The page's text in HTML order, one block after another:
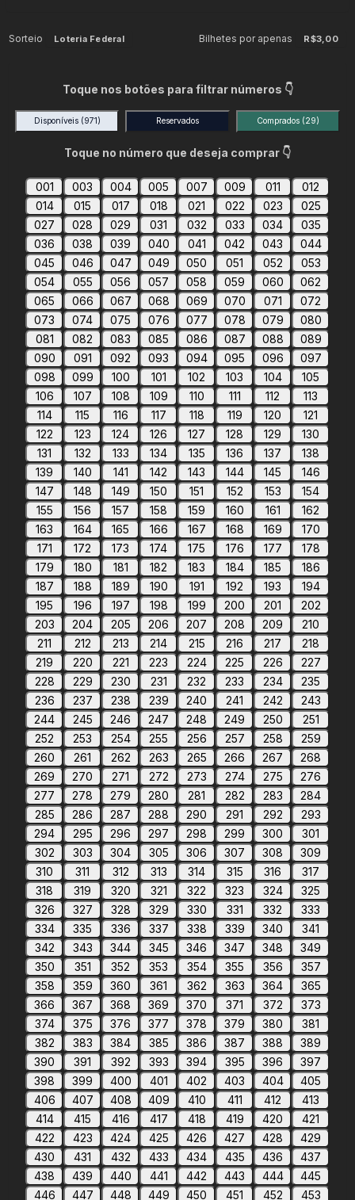
Sorteio Loteria Federal Bilhetes por apenas R$3,00
Toque nos botões para filtrar números 👇
Disponíveis (971) Reservados Comprados (29)
Toque no número que deseja comprar 👇
001 003 004 005 007 009 011
012
014
015 017 018 021 022 023
025
027
028 029 031 032 033 034
035
036
038 039 040 041 042 043
044
045
046 047 049 050 051 052
053
054
055 056 057 058 059 060
062
065
066 067 068 069 070 071
072
073
074 075 076 077 078 079
080
081
082 083 085 086 087 088
089
090
091 092 093 094 095 096
097
098
099 100 101 102 103 104
105
106
107 108 109 110 111 112
113
114
115 116 117 118 119 120
121
122
123 124 126 127 128 129
130
131
132 133 134 135 136 137
138
139
140 141 142 143 144 145
146
147
148 149 150 151 152 153
154
155
156 157 158 159 160 161
162
163
164 165 166 167 168 169
170
171
172 173 174 175 176 177
178
179
180 181 182 183 184 185
186
187
188 189 190 191 192 193
194
195
196 197 198 199 200 201
202
203
204 205 206 207 208 209
210
211
212 213 214 215 216 217
218
219
220 221 223 224 225 226
227
228
229 230 231 232 233 234
235
236
237 238 239 240 241 242
243
244
245 246 247 248 249 250
251
252
253 254 255 256 257 258
259
260
261 262 263 265 266 267
268
269
270 271 272 273 274 275
276
277
278 279 280 281 282 283
284
285
286 287 288 290 291 292
293
294
295 296 297 298 299 300
301
302
303 304 305 306 307 308
309
310
311 312 313 314 315 316
317
318
319 320 321 322 323 324
325
326
327 328 329 330 331 332
333
334
335 336 337 338 339 340
341
342
343 344 345 346 347 348
349
350
351 352 353 354 355 356
357
358
359 360 361 362 363 364
365
366
367 368 369 370 371 372
373
374
375 376 377 378 379 380
381
382
383 384 385 386 387 388
389
390
391 392 393 394 395 396
397
398
399 400 401 402 403 404
405
406
407 408 409 410 411 412
413
414
415 416 417 418 419 420
421
422
423 424 425 426 427 428
429
430
431 432 433 434 435 436
437
438
439 440 441 442 443 444
445
446
447 448 449 450 451 452 453